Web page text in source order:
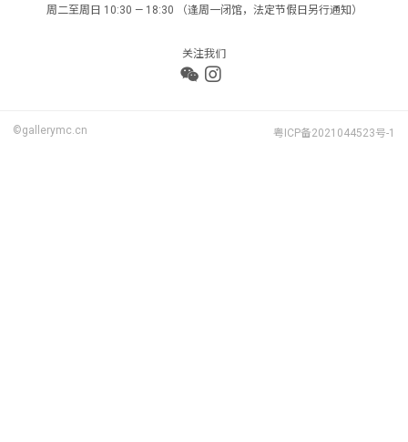
周二至周日 10:30 — 18:30 （逢周一闭馆，法定节假日另行通知）
关注我们
©gallerymc.cn 粤ICP备2021044523号-1